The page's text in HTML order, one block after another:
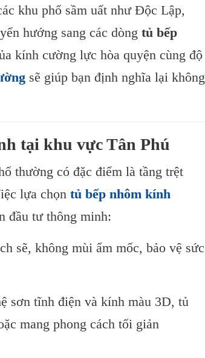
khu phố sầm uất như Độc Lập,
hướng sang các dòng tủ bếp
kính cường lực hòa quyện cùng độ
sẽ giúp bạn định nghĩa lại không
tại khu vực Tân Phú
thường có đặc điểm là tầng trệt
lựa chọn tủ bếp nhôm kính
đầu tư thông minh:
sẽ, không mùi ẩm mốc, bảo vệ sức
sơn tĩnh điện và kính màu 3D, tủ
mang phong cách tối giản